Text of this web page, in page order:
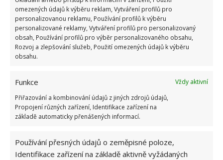
omezených údajů k výběru reklam, Vytváření profilů pro
personalizovanou reklamu, Používání profilů k výběru
personalizované reklamy, Vytváření profilů pro personalizovaný
obsah, Používání profilů pro výběr personalizovaného obsahu,
Rozvoj a zlepšování služeb, Použití omezených údajů k výběru
obsahu.
Funkce
Vždy aktivní
Přiřazování a kombinování údajů z jiných zdrojů údajů,
Propojení různých zařízení, Identifikace zařízení na
základě automaticky přenášených informací.
Používání přesných údajů o zeměpisné poloze,
Identifikace zařízení na základě aktivně vyžádaných
voňavější. Rostliny budou odolnější vůči nemocem i
stresovým faktorům, jako jsou náhlé změny teplot.
Podpořte jejich zdraví a vložte jim do květináče
česnek.
Zdroj: